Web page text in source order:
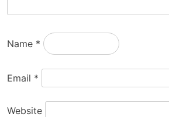
Name *
Email *
Website